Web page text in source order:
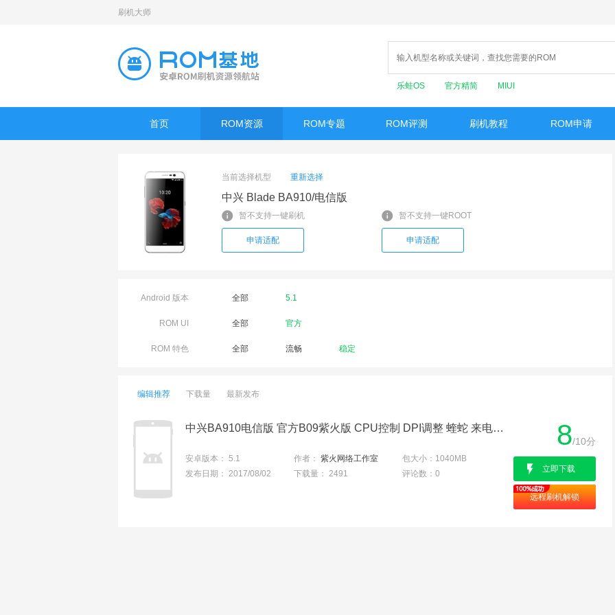
刷机大师
乐蛙OS 官方精简 MIUI
首页 ROM资源 ROM专题 ROM评测 刷机教程 ROM申请
当前选择机型 重新选择
中兴 Blade BA910/电信版
暂不支持一键刷机
申请适配
暂不支持一键ROOT
申请适配
Android 版本 全部 5.1
ROM UI 全部 官方
ROM 特色 全部 流畅 稳定
编辑推荐 下载量 最新发布
中兴BA910电信版 官方B09紫火版 CPU控制 DPI调整 蝰蛇 来电闪光 Root版
安卓版本： 5.1 作者： 紫火网络工作室 包大小： 1040MB
发布日期： 2017/08/02 下载量： 2491 评论数： 0
8/10分
立即下载
远程刷机解锁